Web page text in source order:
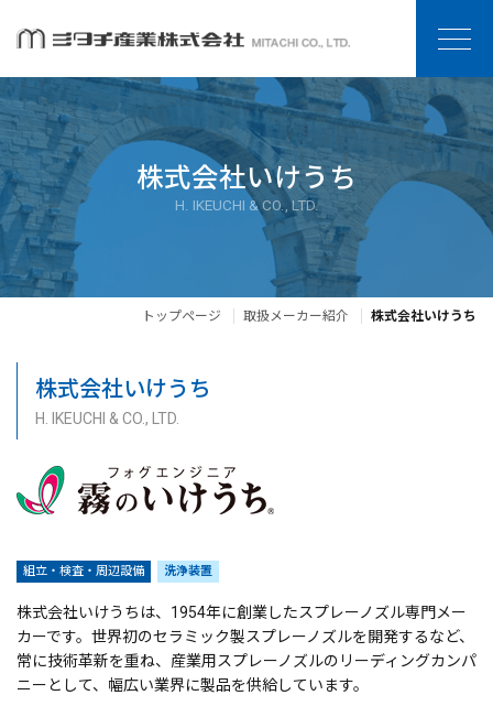
株式会社いけうち
H. IKEUCHI & CO., LTD.
トップページ 取扱メーカー紹介 株式会社いけうち
株式会社いけうち
H. IKEUCHI & CO., LTD.
組立・検査・周辺設備 洗浄装置
株式会社いけうちは、1954年に創業したスプレーノズル専門メー
カーです。世界初のセラミック製スプレーノズルを開発するなど、
常に技術革新を重ね、産業用スプレーノズルのリーディングカンパ
ニーとして、幅広い業界に製品を供給しています。